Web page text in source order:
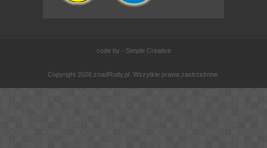
code by - Simple Creative
Copyright 2026 znadRudy.pl. Wszytkie prawa zastrzeżone.